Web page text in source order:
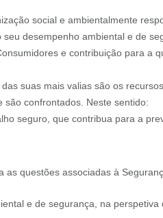
social e ambientalmente
desempenho ambiental e de
e contribuição para a
suas mais valias são os
confrontados. Neste sentido:
seguro, que contribua para a
as questões associadas à
e de segurança, na